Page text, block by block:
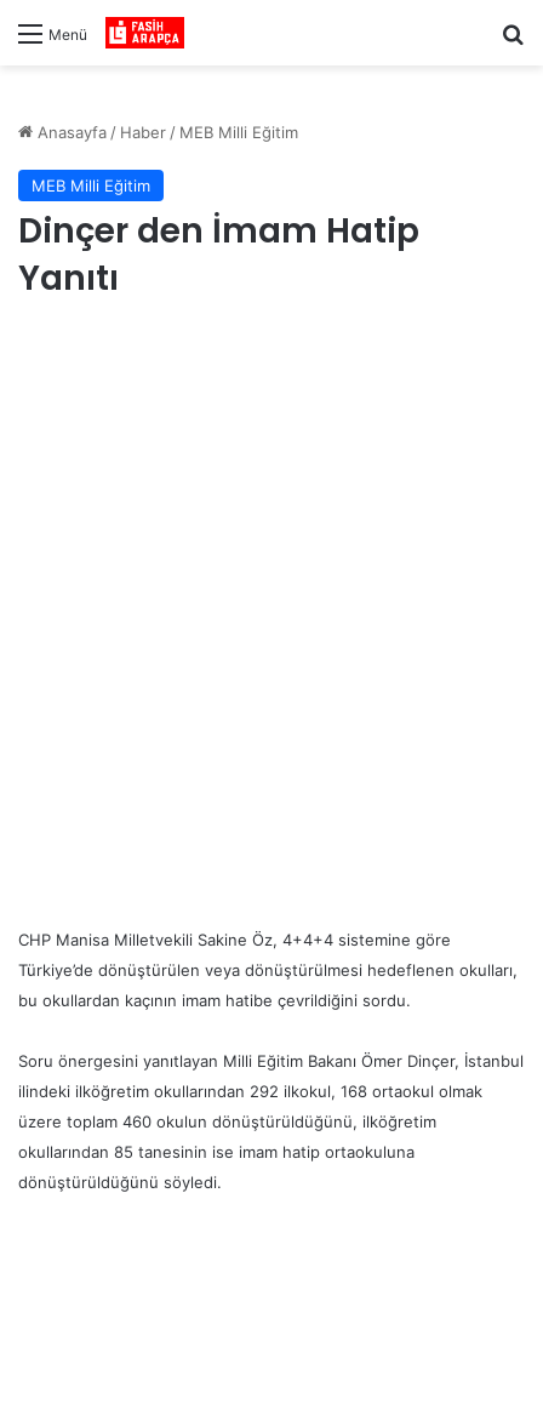
Menü
Anasayfa / Haber / MEB Milli Eğitim
MEB Milli Eğitim
Dinçer den İmam Hatip
Yanıtı
CHP Manisa Milletvekili Sakine Öz, 4+4+4 sistemine göre
Türkiye’de dönüştürülen veya dönüştürülmesi hedeflenen okulları,
bu okullardan kaçının imam hatibe çevrildiğini sordu.
Soru önergesini yanıtlayan Milli Eğitim Bakanı Ömer Dinçer, İstanbul
ilindeki ilköğretim okullarından 292 ilkokul, 168 ortaokul olmak
üzere toplam 460 okulun dönüştürüldüğünü, ilköğretim
okullarından 85 tanesinin ise imam hatip ortaokuluna
dönüştürüldüğünü söyledi.